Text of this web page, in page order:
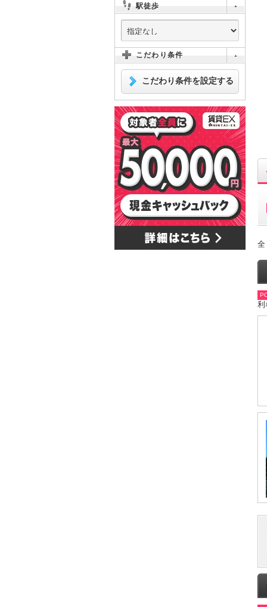
駅徒歩
こだわり条件
こだわり条件を設定する
全
利